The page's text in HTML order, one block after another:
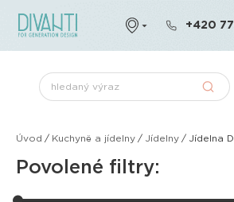
+420
Úvod / Kuchyně a jídelny / Jídelny / Jídelna
Povolené filtry: